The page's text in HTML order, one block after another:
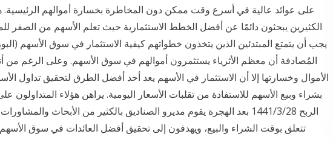
على عوائد عالية في أسرع وقت ممكن دون المخاطرة بخسارة أموالهم
الكثيرين يبحثون دائمًا عن أفضل الخطط الاستثمارية حيث تعلم الأسهم من الصفر
يجب أن يتمتع المبتدئين الذين يتخذون خطواتهم كيفية الاستثمار في سوق الأسهم
المُصادفة أن معظم الأثرياء يستثمرون أموالهم في سوق الأسهم. وعلى الرغم
الأموال وخسارتها إلا أن الاستثمار في الأسهم يعد أحد أفضل الطرق لتحقيق تداول
بشراء وبيع الأسهم للاستفادة من تقلبات الأسعار اليومية. يراهن هؤلاء المتداولون
الربح 28‏‏/3‏‏/1441 بعد الهجرة يقوم مديرو الصناديق بالكثير من الأبحاث
تتعلق بوقت الشراء والبيع، ويهدفون إلى تحقيق أفضل العائدات في سوق الأسهم